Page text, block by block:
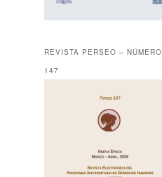
REVISTA PERSEO – NÚMERO
147